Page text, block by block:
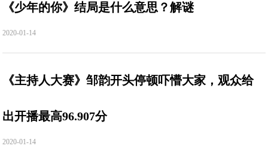
《少年的你》结局是什么意思？解谜
2020-01-14
《主持人大赛》邹韵开头停顿吓懵大家，观众给
出开播最高96.907分
2020-01-14